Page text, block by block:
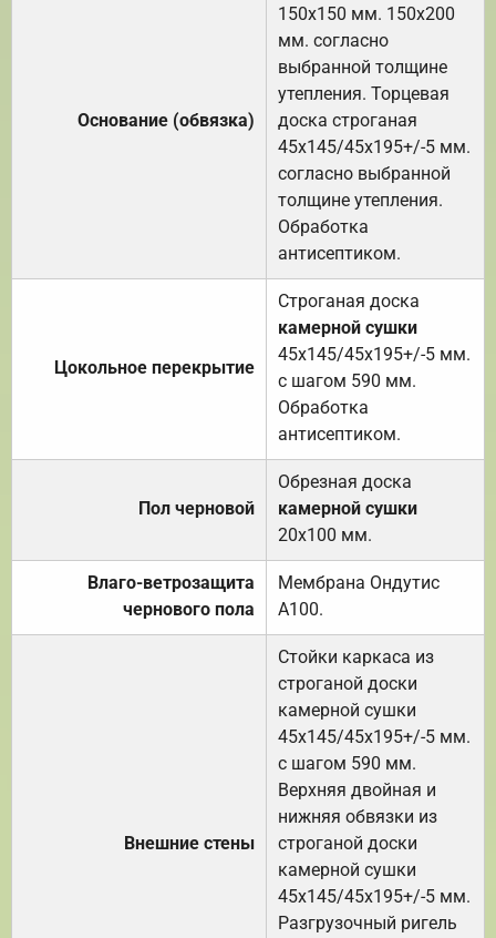
Основание (обвязка)
150х150 мм. 150х200
мм. согласно
выбранной толщине
утепления. Торцевая
доска строганая
45х145/45х195+/-5 мм.
согласно выбранной
толщине утепления.
Обработка
антисептиком.
Цокольное перекрытие
Строганая доска
камерной сушки
45х145/45х195+/-5 мм.
с шагом 590 мм.
Обработка
антисептиком.
Пол черновой
Обрезная доска
камерной сушки
20х100 мм.
Влаго-ветрозащита
чернового пола
Мембрана Ондутис
А100.
Внешние стены
Стойки каркаса из
строганой доски
камерной сушки
45х145/45х195+/-5 мм.
с шагом 590 мм.
Верхняя двойная и
нижняя обвязки из
строганой доски
камерной сушки
45х145/45х195+/-5 мм.
Разгрузочный ригель